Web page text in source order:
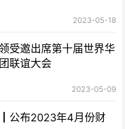
2023-05-18
受邀出席第十届世界华
联谊大会
2023-05-09
公布2023年4月份财